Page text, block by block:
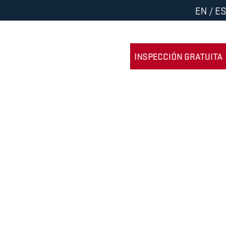
EN / ES
INSPECCIÓN GRATUITA